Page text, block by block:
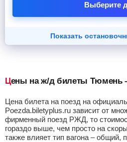
Выберите
Показать
Цены на ж/д билеты Тюмень
Цена билета на поезд на
Poezda.biletyplus.ru зависит от
фирменный поезд РЖД, то
гораздо выше, чем просто на
также влияет тип вагона – общий,